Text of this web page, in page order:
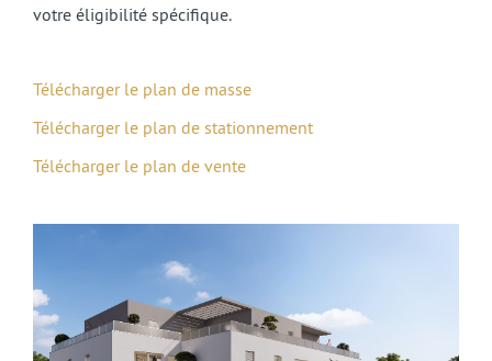
votre éligibilité spécifique.
Télécharger le plan de masse
Télécharger le plan de stationnement
Télécharger le plan de vente